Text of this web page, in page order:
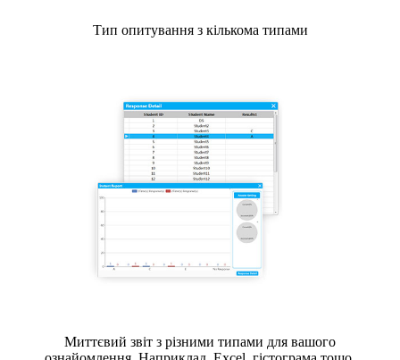
Тип опитування з кількома типами
Миттєвий звіт з різними типами для вашого